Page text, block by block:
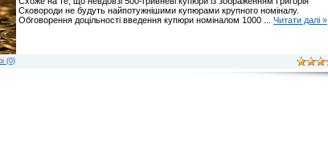
Сковороди не будуть найпотужнішими купюрами крупного номіналу.
Обговорення доцільності введення купюри номіналом 1000
Читати далі »
(0)